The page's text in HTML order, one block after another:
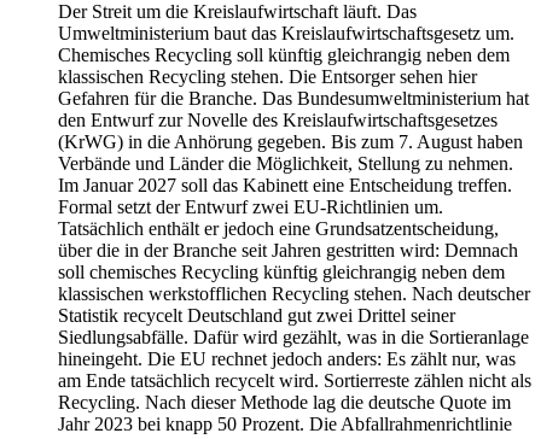
Der Streit um die Kreislaufwirtschaft läuft. Das
Umweltministerium baut das Kreislaufwirtschaftsgesetz um.
Chemisches Recycling soll künftig gleichrangig neben dem
klassischen Recycling stehen. Die Entsorger sehen hier
Gefahren für die Branche. Das Bundesumweltministerium hat
den Entwurf zur Novelle des Kreislaufwirtschaftsgesetzes
(KrWG) in die Anhörung gegeben. Bis zum 7. August haben
Verbände und Länder die Möglichkeit, Stellung zu nehmen.
Im Januar 2027 soll das Kabinett eine Entscheidung treffen.
Formal setzt der Entwurf zwei EU-Richtlinien um.
Tatsächlich enthält er jedoch eine Grundsatzentscheidung,
über die in der Branche seit Jahren gestritten wird: Demnach
soll chemisches Recycling künftig gleichrangig neben dem
klassischen werkstofflichen Recycling stehen. Nach deutscher
Statistik recycelt Deutschland gut zwei Drittel seiner
Siedlungsabfälle. Dafür wird gezählt, was in die Sortieranlage
hineingeht. Die EU rechnet jedoch anders: Es zählt nur, was
am Ende tatsächlich recycelt wird. Sortierreste zählen nicht als
Recycling. Nach dieser Methode lag die deutsche Quote im
Jahr 2023 bei knapp 50 Prozent. Die Abfallrahmenrichtlinie